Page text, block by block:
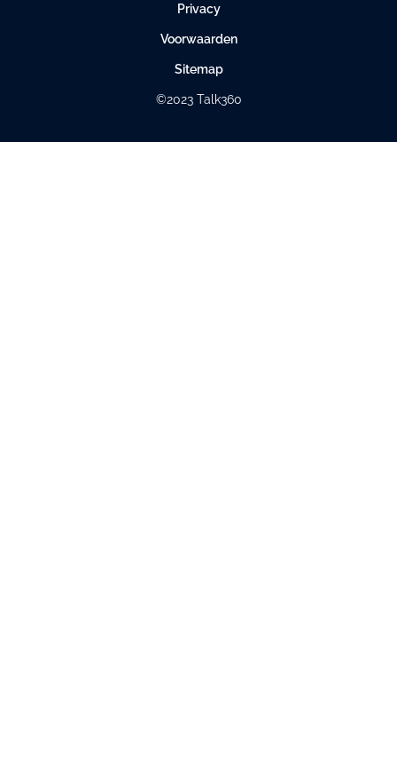
Privacy
Voorwaarden
Sitemap
©2023 Talk360